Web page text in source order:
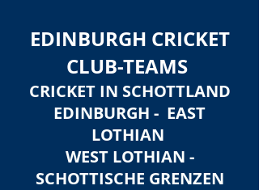
EDINBURGH CRICKET
CLUB-TEAMS
CRICKET IN SCHOTTLAND
EDINBURGH - EAST
LOTHIAN
WEST LOTHIAN -
SCHOTTISCHE GRENZEN